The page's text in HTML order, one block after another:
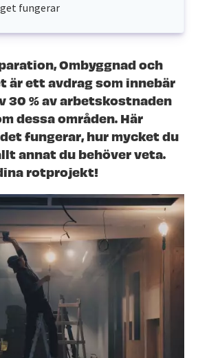
fungerar
Ombyggnad och
är ett avdrag som innebär
30 % av arbetskostnaden
dessa områden. Här
fungerar, hur mycket du
annat du behöver veta.
rotprojekt!